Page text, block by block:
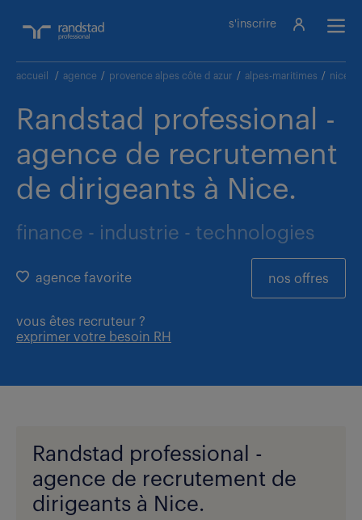
s'inscrire
accueil / agence / provence alpes côte d azur / alpes-maritimes / nice
Randstad professional -
agence de recrutement
de dirigeants à Nice.
finance - industrie - technologies
nos offres
agence favorite
vous êtes recruteur ?
exprimer votre besoin RH
Randstad professional -
agence de recrutement de
dirigeants à Nice.